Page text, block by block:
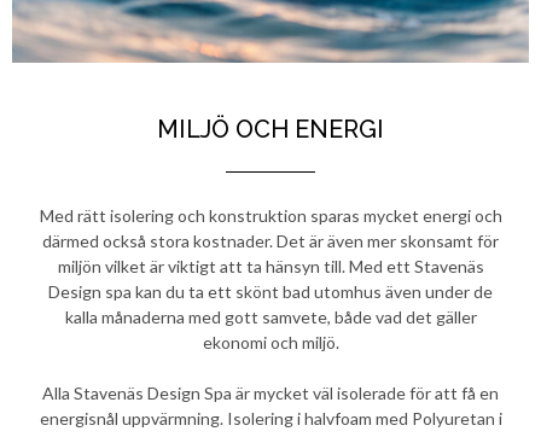
MILJÖ OCH ENERGI
Med rätt isolering och konstruktion sparas mycket energi och
därmed också stora kostnader. Det är även mer skonsamt för
miljön vilket är viktigt att ta hänsyn till. Med ett Stavenäs
Design spa kan du ta ett skönt bad utomhus även under de
kalla månaderna med gott samvete, både vad det gäller
ekonomi och miljö.
Alla Stavenäs Design Spa är mycket väl isolerade för att få en
energisnål uppvärmning. Isolering i halvfoam med Polyuretan i